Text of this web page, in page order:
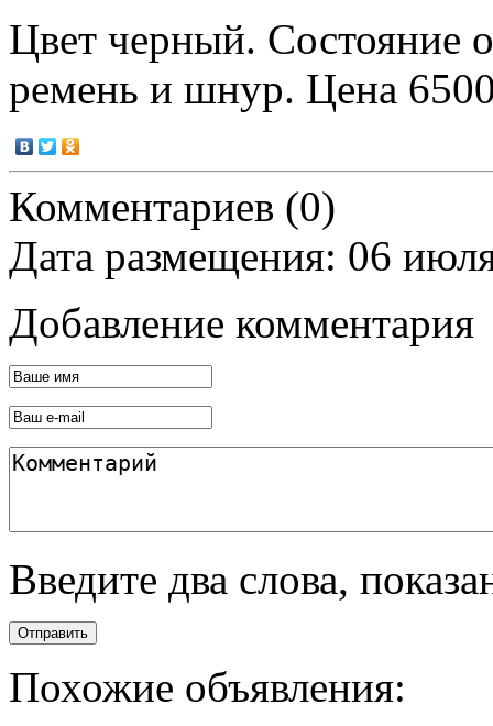
Цвет черный. Состояние
ремень и шнур. Цена
Комментариев (0)
Дата размещения: 06
Добавление комментария
Введите два слова,
Отправить
Похожие объявления: